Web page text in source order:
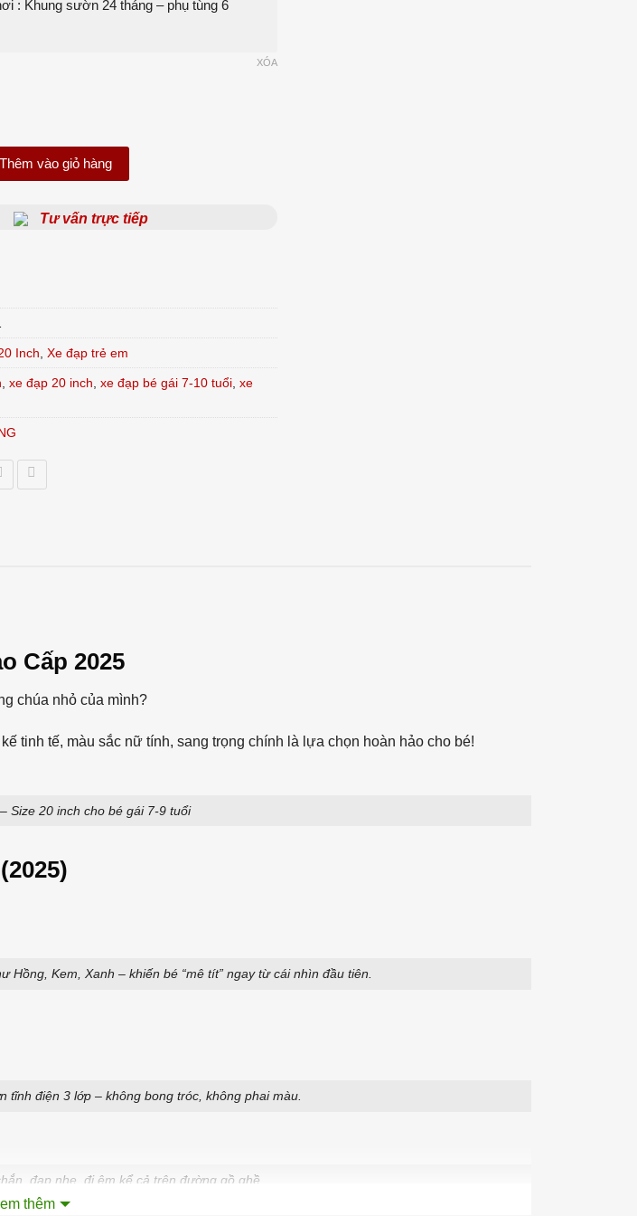
: Khung sườn 24 tháng – phụ tùng 6
XÓA
20 inch - Mới nhất 2025 số lượng
Thêm vào giỏ hàng
Tư vấn trực tiếp
Inch Xe đạp trẻ em
xe đạp 20 inch xe đạp bé gái 7-10 tuổi, xe
Cấp 2025
chúa nhỏ của mình?
tinh tế, màu sắc nữ tính, sang trọng chính là lựa chọn hoàn hảo cho bé!
Size 20 inch cho bé gái 7-9 tuổi
Kem, Xanh – khiến bé “mê tít” ngay từ cái nhìn đầu tiên.
tĩnh điện 3 lớp – không bong tróc, không phai màu.
đạp nhẹ, đi êm kể cả trên đường gồ ghề.
thêm